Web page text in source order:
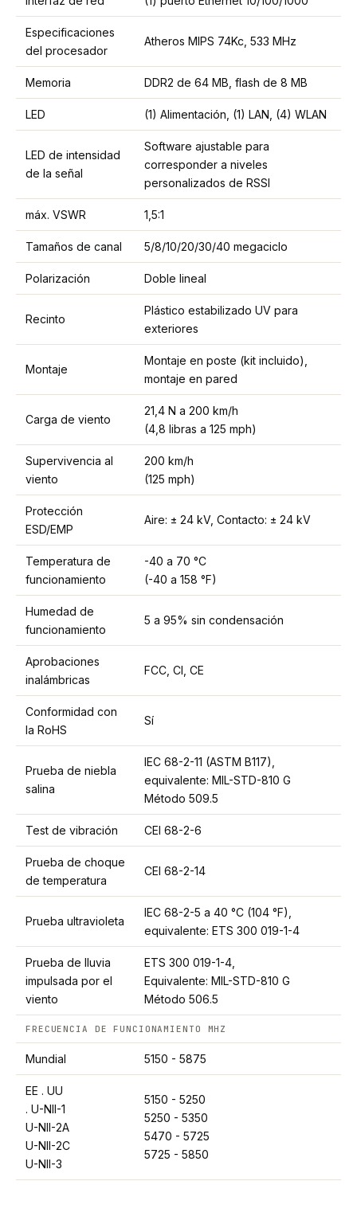
Especificaciones
del procesador
Atheros MIPS 74Kc, 533 MHz
Memoria DDR2 de 64 MB, flash de 8 MB
LED (1) Alimentación, (1) LAN, (4) WLAN
LED de intensidad
de la señal
Software ajustable para
corresponder a niveles
personalizados de RSSI
máx. VSWR 1,5:1
Tamaños de canal 5/8/10/20/30/40 megaciclo
Polarización Doble lineal
Recinto
Plástico estabilizado UV para
exteriores
Montaje
Montaje en poste (kit incluido),
montaje en pared
Carga de viento
21,4 N a 200 km/h
(4,8 libras a 125 mph)
Supervivencia al
viento
200 km/h
(125 mph)
Protección
ESD/EMP
Aire: ± 24 kV, Contacto: ± 24 kV
Temperatura de
funcionamiento
-40 a 70 °C
(-40 a 158 °F)
Humedad de
funcionamiento
5 a 95% sin condensación
Aprobaciones
inalámbricas
FCC, CI, CE
Conformidad con
la RoHS
Sí
Prueba de niebla
salina
IEC 68-2-11 (ASTM B117),
equivalente: MIL-STD-810 G
Método 509.5
Test de vibración CEI 68-2-6
Prueba de choque
de temperatura
CEI 68-2-14
Prueba ultravioleta
IEC 68-2-5 a 40 °C (104 °F),
equivalente: ETS 300 019-1-4
Prueba de lluvia
impulsada por el
viento
ETS 300 019-1-4,
Equivalente: MIL-STD-810 G
Método 506.5
FRECUENCIA DE FUNCIONAMIENTO MHZ
Mundial 5150 - 5875
EE . UU
. U-NII-1
U-NII-2A
U-NII-2C
U-NII-3
5150 - 5250
5250 - 5350
5470 - 5725
5725 - 5850